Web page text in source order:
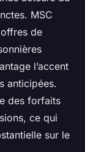
MSC
de
l’accent
anticipées.
des forfaits
ce qui
sur le